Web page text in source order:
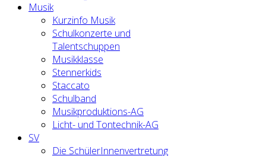
Musik
Kurzinfo Musik
Schulkonzerte und
Talentschuppen
Musikklasse
Stennerkids
Staccato
Schulband
Musikproduktions-AG
Licht- und Tontechnik-AG
SV
Die SchülerInnenvertretung